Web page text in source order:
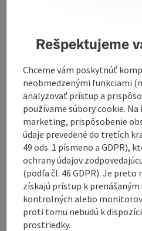
At the HOF picnic,
culinary journey of discovery
new interpretations. There
which can be collected from
arrangement. The
amount of flavour to a hike
they can be enjoyed at
with a mountain backdrop ...
Display complete description
Contact
Rešpektujeme
Chceme vám poskytnúť
neobmedzenými funkciami
analyzovať prístup a
používame súbory cookie.
marketing, prispôsobenie
údaje prevedené do tretích
49 ods. 1 písmeno a GDPR),
ochrany údajov
(podľa čl. 46 GDPR). Je preto
získajú prístup k prenášaným
kontrolných alebo
proti tomu nebudú k
prostriedky.